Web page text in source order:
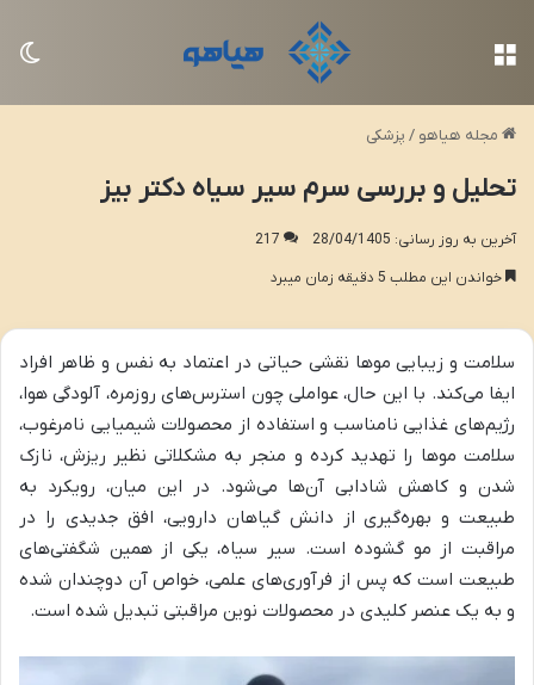
مجله هیاهو / پزشکی
تحلیل و بررسی سرم سیر سیاه دکتر بیز
آخرین به روز رسانی: 28/04/1405
217
خواندن این مطلب 5 دقیقه زمان میبرد
سلامت و زیبایی موها نقشی حیاتی در اعتماد به نفس و ظاهر افراد
ایفا می‌کند. با این حال، عواملی چون استرس‌های روزمره، آلودگی هوا،
رژیم‌های غذایی نامناسب و استفاده از محصولات شیمیایی نامرغوب،
سلامت موها را تهدید کرده و منجر به مشکلاتی نظیر ریزش، نازک
شدن و کاهش شادابی آن‌ها می‌شود. در این میان، رویکرد به
طبیعت و بهره‌گیری از دانش گیاهان دارویی، افق جدیدی را در
مراقبت از مو گشوده است. سیر سیاه، یکی از همین شگفتی‌های
طبیعت است که پس از فرآوری‌های علمی، خواص آن دوچندان شده
و به یک عنصر کلیدی در محصولات نوین مراقبتی تبدیل شده است.